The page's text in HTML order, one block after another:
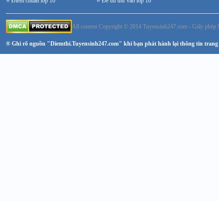
All content Copyright © 2014 Tuyensinh247.com - Giấy
® Ghi rõ nguồn "Diemthi.Tuyensinh247.com" khi bạn phát hành lại thông tin trang